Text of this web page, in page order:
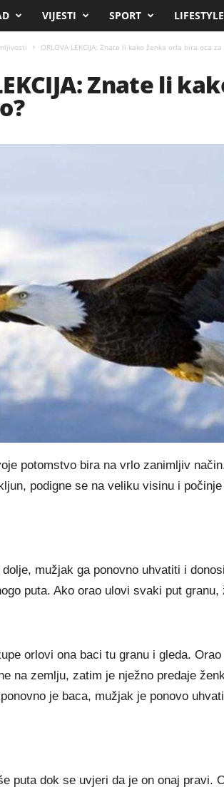
VIJESTI SPORT LIFESTYLE
ORLOVA LEKCIJA: Znate li kako ženka orla bira oca
Znate li
potomstvo​ bira na vrlo zanimljiv
podigne se na veliku visinu i
dolje, mužjak ga ponovno uhvatiti i
puta. Ako orao ulovi svaki put granu,
orlovi ona baci tu granu i gleda.
na zemlju, zatim je nježno predaje
je baca, mužjak je ponovo
puta dok se uvjeri da je on onaj pravi.